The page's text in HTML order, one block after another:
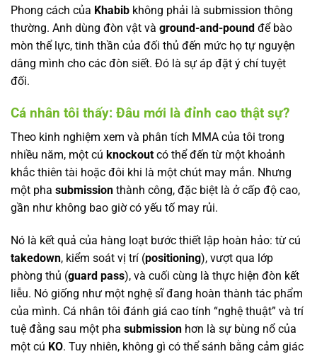
Phong cách của Khabib không phải là submission thông
thường. Anh dùng đòn vật và ground-and-pound để bào
mòn thể lực, tinh thần của đối thủ đến mức họ tự nguyện
dâng mình cho các đòn siết. Đó là sự áp đặt ý chí tuyệt
đối.
Cá nhân tôi thấy: Đâu mới là đỉnh cao thật sự?
Theo kinh nghiệm xem và phân tích MMA của tôi trong
nhiều năm, một cú knockout có thể đến từ một khoảnh
khắc thiên tài hoặc đôi khi là một chút may mắn. Nhưng
một pha submission thành công, đặc biệt là ở cấp độ cao,
gần như không bao giờ có yếu tố may rủi.
Nó là kết quả của hàng loạt bước thiết lập hoàn hảo: từ cú
takedown, kiểm soát vị trí (positioning), vượt qua lớp
phòng thủ (guard pass), và cuối cùng là thực hiện đòn kết
liễu. Nó giống như một nghệ sĩ đang hoàn thành tác phẩm
của mình. Cá nhân tôi đánh giá cao tính “nghệ thuật” và trí
tuệ đằng sau một pha submission hơn là sự bùng nổ của
một cú KO. Tuy nhiên, không gì có thể sánh bằng cảm giác